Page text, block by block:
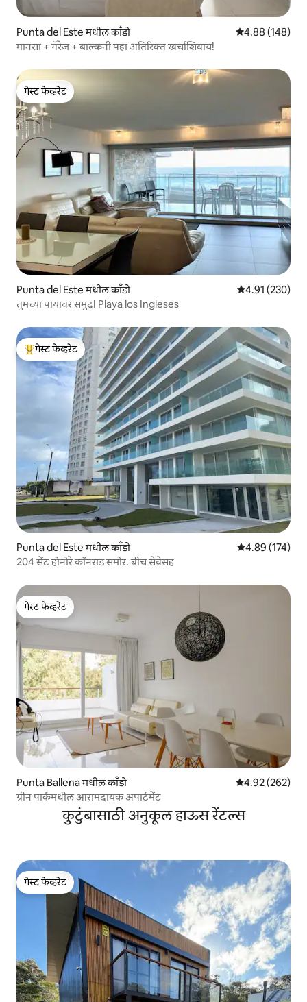
Punta del Este मधील काँडो 5 पैकी 4.88
4.88 (148)
मानसा + गॅरेज + बाल्कनी पहा अतिरिक्त खर्चाशिवाय!
गेस्ट फेव्हरेट
गेस्ट फेव्हरेट
Punta del Este मधील काँडो 5 पैकी 4.91
4.91 (230)
तुमच्या पायावर समुद्र! Playa los Ingleses
टॉप गेस्ट फेव्हरेट
गेस्ट फेव्हरेट
Punta del Este मधील काँडो 5 पैकी 4.89
4.89 (174)
204 सेंट होनोरे कॉनराड समोर. बीच सेवेसह
गेस्ट फेव्हरेट
गेस्ट फेव्हरेट
Punta Ballena मधील काँडो 5 पैकी 4.92
4.92 (262)
ग्रीन पार्कमधील आरामदायक अपार्टमेंट
कुटुंबासाठी अनुकूल हाऊस रेंटल्स
गेस्ट फेव्हरेट
गेस्ट फेव्हरेट